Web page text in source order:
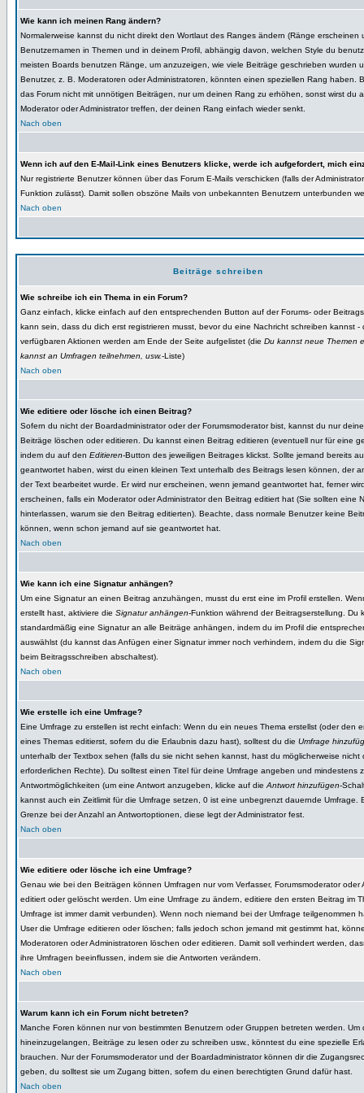
Wie kann ich meinen Rang ändern?
Normalerweise kannst du nicht direkt den Wortlaut des Ranges ändern (Ränge erscheinen
Benutzernamen in Themen und in deinem Profil, abhängig davon, welchen Style du
meisten Boards benutzen Ränge, um anzuzeigen, wie viele Beiträge geschrieben wurden
Benutzer, z. B. Moderatoren oder Administratoren, könnten einen speziellen Rang haben.
das Forum nicht mit unnötigen Beiträgen, nur um deinen Rang zu erhöhen, sonst wirst du
Moderator oder Administrator treffen, der deinen Rang einfach wieder senkt.
Nach oben
Wenn ich auf den E-Mail-Link eines Benutzers klicke, werde ich aufgefordert, mich
Nur registrierte Benutzer können über das Forum E-Mails verschicken (falls der
Funktion zulässt). Damit sollen obszöne Mails von unbekannten Benutzern unterbunden
Nach oben
Beiträge schreiben
Wie schreibe ich ein Thema in ein Forum?
Ganz einfach, klicke einfach auf den entsprechenden Button auf der Forums- oder
kann sein, dass du dich erst registrieren musst, bevor du eine Nachricht schreiben kannst -
verfügbaren Aktionen werden am Ende der Seite aufgelistet (die Du kannst neue Themen
kannst an Umfragen teilnehmen, usw.-Liste)
Nach oben
Wie editiere oder lösche ich einen Beitrag?
Sofern du nicht der Boardadministrator oder der Forumsmoderator bist, kannst du nur
Beiträge löschen oder editieren. Du kannst einen Beitrag editieren (eventuell nur für eine
indem du auf den Editieren-Button des jeweiligen Beitrages klickst. Sollte jemand bereits
geantwortet haben, wirst du einen kleinen Text unterhalb des Beitrags lesen können, der
der Text bearbeitet wurde. Er wird nur erscheinen, wenn jemand geantwortet hat, ferner
erscheinen, falls ein Moderator oder Administrator den Beitrag editiert hat (Sie sollten eine
hinterlassen, warum sie den Beitrag editierten). Beachte, dass normale Benutzer keine
können, wenn schon jemand auf sie geantwortet hat.
Nach oben
Wie kann ich eine Signatur anhängen?
Um eine Signatur an einen Beitrag anzuhängen, musst du erst eine im Profil erstellen.
erstellt hast, aktiviere die Signatur anhängen-Funktion während der Beitragserstellung. Du
standardmäßig eine Signatur an alle Beiträge anhängen, indem du im Profil die
auswählst (du kannst das Anfügen einer Signatur immer noch verhindern, indem du die
beim Beitragsschreiben abschaltest).
Nach oben
Wie erstelle ich eine Umfrage?
Eine Umfrage zu erstellen ist recht einfach: Wenn du ein neues Thema erstellst (oder den
eines Themas editierst, sofern du die Erlaubnis dazu hast), solltest du die Umfrage
unterhalb der Textbox sehen (falls du sie nicht sehen kannst, hast du möglicherweise nicht
erforderlichen Rechte). Du solltest einen Titel für deine Umfrage angeben und mindestens
Antwortmöglichkeiten (um eine Antwort anzugeben, klicke auf die Antwort hinzufügen-
kannst auch ein Zeitlimit für die Umfrage setzen, 0 ist eine unbegrenzt dauernde Umfrage.
Grenze bei der Anzahl an Antwortoptionen, diese legt der Administrator fest.
Nach oben
Wie editiere oder lösche ich eine Umfrage?
Genau wie bei den Beiträgen können Umfragen nur vom Verfasser, Forumsmoderator oder
editiert oder gelöscht werden. Um eine Umfrage zu ändern, editiere den ersten Beitrag im
Umfrage ist immer damit verbunden). Wenn noch niemand bei der Umfrage teilgenommen
User die Umfrage editieren oder löschen; falls jedoch schon jemand mit gestimmt hat,
Moderatoren oder Administratoren löschen oder editieren. Damit soll verhindert werden,
ihre Umfragen beeinflussen, indem sie die Antworten verändern.
Nach oben
Warum kann ich ein Forum nicht betreten?
Manche Foren können nur von bestimmten Benutzern oder Gruppen betreten werden. Um
hineinzugelangen, Beiträge zu lesen oder zu schreiben usw., könntest du eine spezielle
brauchen. Nur der Forumsmoderator und der Boardadministrator können dir die
geben, du solltest sie um Zugang bitten, sofern du einen berechtigten Grund dafür hast.
Nach oben